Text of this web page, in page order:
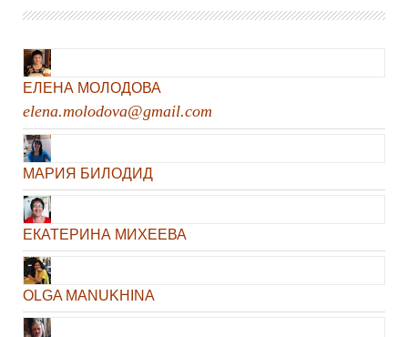
ЕЛЕНА МОЛОДОВА
elena.molodova@gmail.com
МАРИЯ БИЛОДИД
ЕКАТЕРИНА МИХЕЕВА
OLGA MANUKHINA